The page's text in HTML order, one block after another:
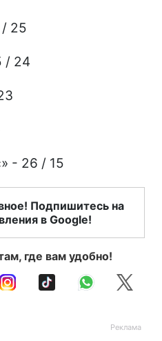
/ 25
/ 24
- 26 / 15
Подпишитесь на
в Google!
где вам удобно!